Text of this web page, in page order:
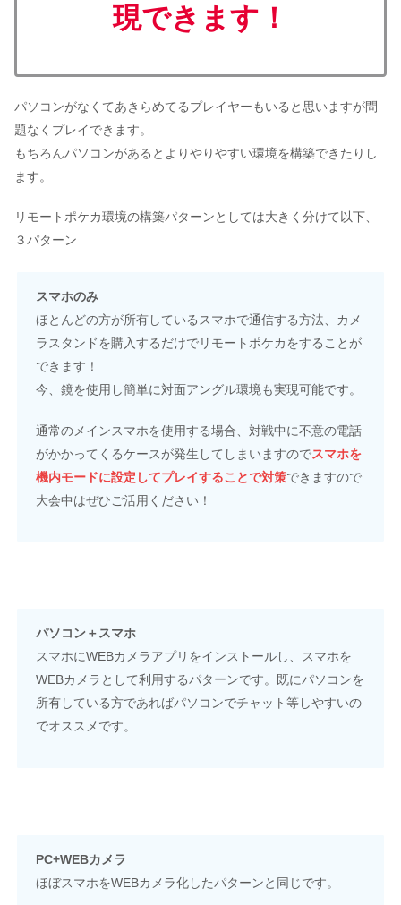
現できます！
パソコンがなくてあきらめてるプレイヤーもいると思いますが問
題なくプレイできます。
もちろんパソコンがあるとよりやりやすい環境を構築できたりし
ます。
リモートポケカ環境の構築パターンとしては大きく分けて以下、
３パターン
スマホのみ
ほとんどの方が所有しているスマホで通信する方法、カメ
ラスタンドを購入するだけでリモートポケカをすることが
できます！
今、鏡を使用し簡単に対面アングル環境も実現可能です。
通常のメインスマホを使用する場合、対戦中に不意の電話
がかかってくるケースが発生してしまいますのでスマホを
機内モードに設定してプレイすることで対策できますので
大会中はぜひご活用ください！
パソコン＋スマホ
スマホにWEBカメラアプリをインストールし、スマホを
WEBカメラとして利用するパターンです。既にパソコンを
所有している方であればパソコンでチャット等しやすいの
でオススメです。
PC+WEBカメラ
ほぼスマホをWEBカメラ化したパターンと同じです。